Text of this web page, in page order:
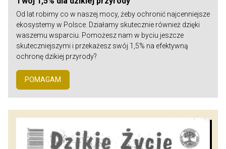
Od lat robimy co w naszej mocy, żeby ochronić najcenniejsze
ekosystemy w Polsce. Działamy skutecznie również dzięki
waszemu wsparciu. Pomożesz nam w byciu jeszcze
skuteczniejszymi i przekażesz swój 1,5% na efektywną
ochronę dzikiej przyrody?
POMAGAM